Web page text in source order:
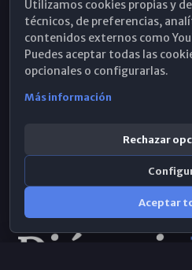
Hemeroteca
WhatsApp
Utilizamos cookies propias y
técnicos, de preferencias,
contenidos externos como
Puedes aceptar todas las
opcionales o configurarlas.
Más información
Rechazar
Aceptar